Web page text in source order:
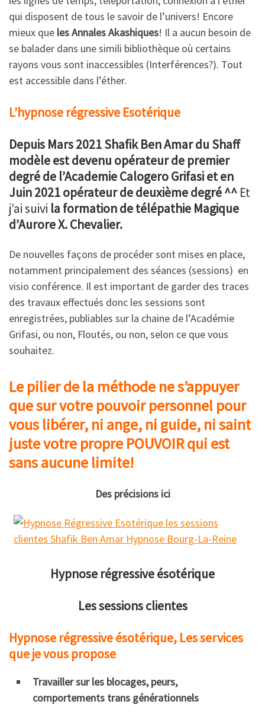
qui disposent de tous le savoir de l’univers! Encore
mieux que les Annales Akashiques! Il a aucun besoin de
se balader dans une simili bibliothèque où certains
rayons vous sont inaccessibles (Interférences?). Tout
est accessible dans l’éther.
L’hypnose régressive Esotérique
Depuis Mars 2021 Shafik Ben Amar du Shaff
modèle est devenu opérateur de premier
degré de l’Academie Calogero Grifasi et en
Juin 2021 opérateur de deuxième degré ^^ Et
j’ai suivi la formation de télépathie Magique
d’Aurore X. Chevalier.
De nouvelles façons de procéder sont mises en place,
notamment principalement des séances (sessions) en
visio conférence. Il est important de garder des traces
des travaux effectués donc les sessions sont
enregistrées, publiables sur la chaine de l’Académie
Grifasi, ou non, Floutés, ou non, selon ce que vous
souhaitez.
Le pilier de la méthode ne s’appuyer
que sur votre pouvoir personnel pour
vous libérer, ni ange, ni guide, ni saint
juste votre propre POUVOIR qui est
sans aucune limite!
Des précisions ici
Hypnose régressive ésotérique
Les sessions clientes
Hypnose régressive ésotérique, Les services
que je vous propose
Travailler sur les blocages, peurs,
comportements trans générationnels